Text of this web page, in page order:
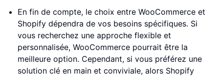
En fin de compte, le choix entre WooCommerce et
Shopify dépendra de vos besoins spécifiques. Si
vous recherchez une approche flexible et
personnalisée, WooCommerce pourrait être la
meilleure option. Cependant, si vous préférez une
solution clé en main et conviviale, alors Shopify